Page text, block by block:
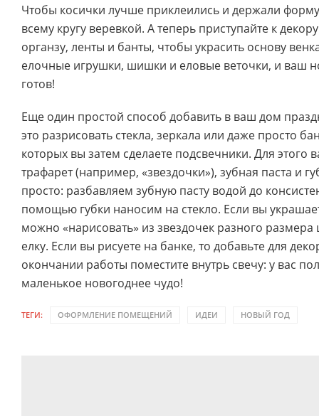
Чтобы косички лучше приклеились и держали
всему кругу веревкой. А теперь приступайте к
органзу, ленты и банты, чтобы украсить основу
елочные игрушки, шишки и еловые веточки, и ваш
готов!
Еще один простой способ добавить в ваш дом
это разрисовать стекла, зеркала или даже просто
которых вы затем сделаете подсвечники. Для этого
трафарет (например, «звездочки»), зубная паста и
просто: разбавляем зубную пасту водой до
помощью губки наносим на стекло. Если вы
можно «нарисовать» из звездочек разного
елку. Если вы рисуете на банке, то добавьте для
окончании работы поместите внутрь свечу: у вас
маленькое новогоднее чудо!
ТЕГИ: ОФОРМЛЕНИЕ ПОМЕЩЕНИЙ ИДЕИ НОВЫЙ ГОД